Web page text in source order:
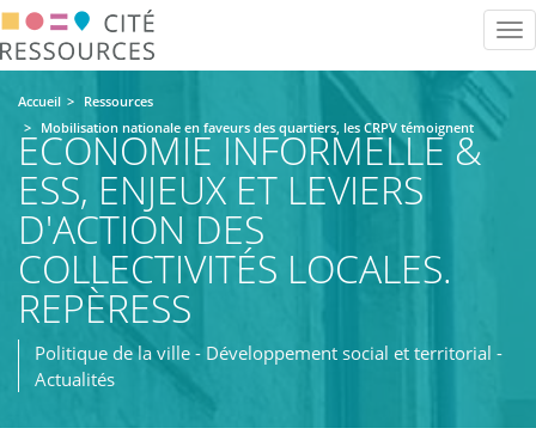
Aller
au
contenu
principal
Accueil
Ressources
Mobilisation nationale en faveurs des quartiers, les CRPV témoignent
ECONOMIE INFORMELLE &
ESS, ENJEUX ET LEVIERS
D'ACTION DES
COLLECTIVITÉS LOCALES.
REPÈRESS
Politique de la ville - Développement social et territorial -
Actualités